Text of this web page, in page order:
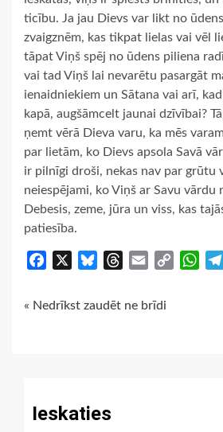
ticību. Ja jau Dievs var likt no
zvaigznēm, kas tikpat lielas vai vēl
tāpat Viņš spēj no ūdens piliena
vai tad Viņš lai nevarētu pasargāt
ienaidniekiem un Sātana vai arī,
kapā, augšāmcelt jaunai dzīvībai?
ņemt vērā Dieva varu, ka mēs
par lietām, ko Dievs apsola Savā
ir pilnīgi droši, nekas nav par grūtu
neiespējami, ko Viņš ar Savu vārdu
Debesis, zeme, jūra un viss, kas
patiesība.
Facebook BlueskyThreads
Email
Copy
Continue
« Nedrīkst zaudēt ne brīdi
Ieskaties